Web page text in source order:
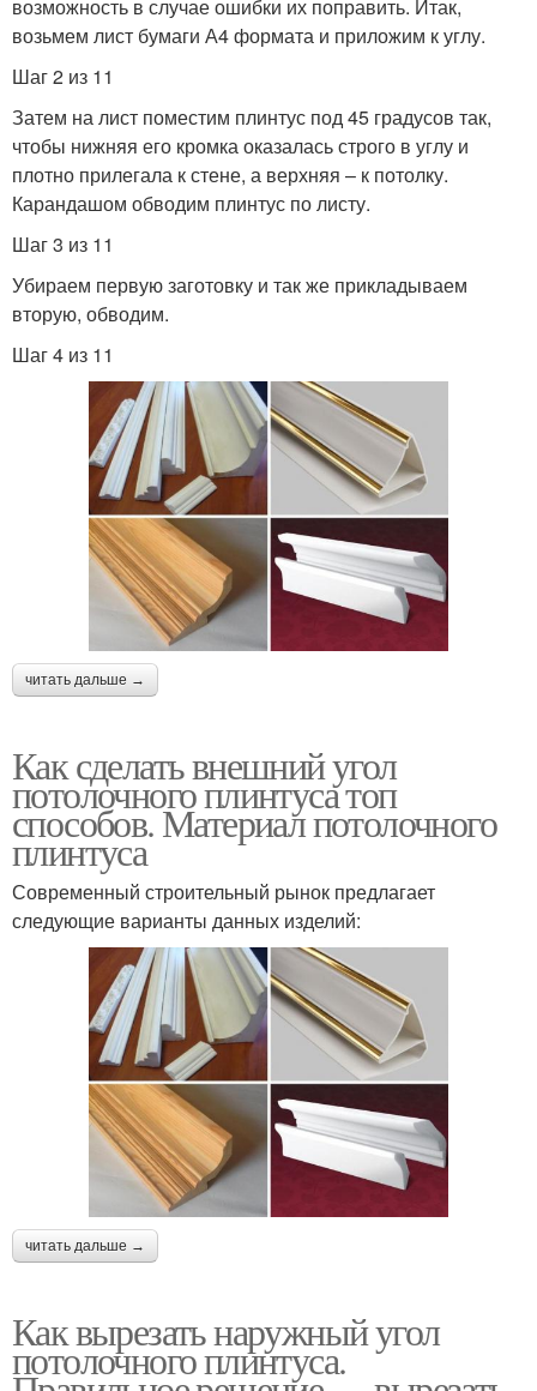
возможность в случае ошибки их поправить. Итак,
возьмем лист бумаги А4 формата и приложим к углу.
Шаг 2 из 11
Затем на лист поместим плинтус под 45 градусов так,
чтобы нижняя его кромка оказалась строго в углу и
плотно прилегала к стене, а верхняя – к потолку.
Карандашом обводим плинтус по листу.
Шаг 3 из 11
Убираем первую заготовку и так же прикладываем
вторую, обводим.
Шаг 4 из 11
читать дальше →
Как сделать внешний угол
потолочного плинтуса топ
способов. Материал потолочного
плинтуса
Современный строительный рынок предлагает
следующие варианты данных изделий:
читать дальше →
Как вырезать наружный угол
потолочного плинтуса.